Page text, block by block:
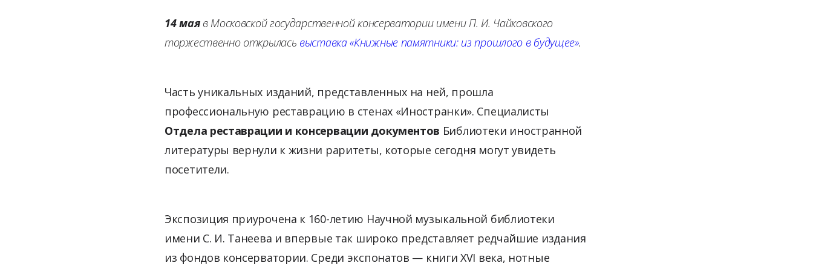
14 маяв Московской государственной консерватории имени П. И. Чайковского
торжественно открылась выставка «Книжные памятники: из прошлого в будущее».
Часть уникальных изданий, представленных на ней, прошла
профессиональную реставрацию в стенах «Иностранки». Специалисты
Отдела реставрации и консервации документов Библиотеки иностранной
литературы вернули к жизни раритеты, которые сегодня могут увидеть
посетители.
Экспозиция приурочена к 160-летию Научной музыкальной библиотеки
имени С. И. Танеева и впервые так широко представляет редчайшие издания
из фондов консерватории. Среди экспонатов — книги XVI века, нотные